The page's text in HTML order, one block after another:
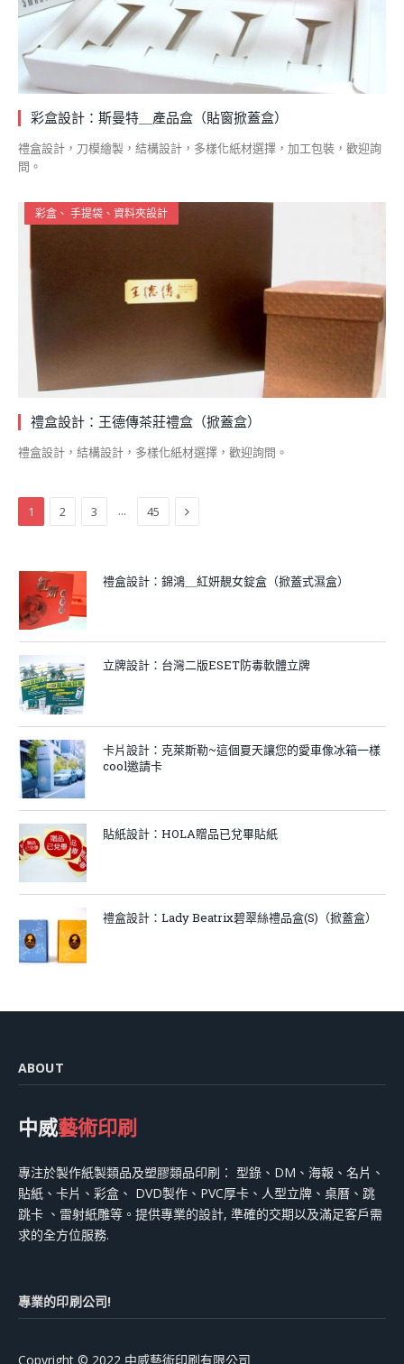
彩盒設計：斯曼特＿產品盒（貼窗掀蓋盒）
禮盒設計，刀模繪製，結構設計，多樣化紙材選擇，加工包裝，歡迎詢
問。
彩盒、 手提袋、資料夾設計
禮盒設計：王德傳茶莊禮盒（掀蓋盒）
禮盒設計，結構設計，多樣化紙材選擇，歡迎詢問。
1 2 3 ... 45 Next
禮盒設計：錦鴻＿紅妍靚女錠盒（掀蓋式濕盒）
立牌設計：台灣二版ESET防毒軟體立牌
卡片設計：克萊斯勒~這個夏天讓您的愛車像冰箱一樣
cool邀請卡
貼紙設計：HOLA贈品已兌畢貼紙
禮盒設計：Lady Beatrix碧翠絲禮品盒(S)（掀蓋盒）
ABOUT
中威藝術印刷
專注於製作紙製類品及塑膠類品印刷： 型錄、DM、海報、名片、
貼紙、卡片、彩盒、 DVD製作、PVC厚卡、人型立牌、桌曆、跳
跳卡 、雷射紙雕等。提供專業的設計, 準確的交期以及滿足客戶需
求的全方位服務.
專業的印刷公司!
Copyright © 2022 中威藝術印刷有限公司